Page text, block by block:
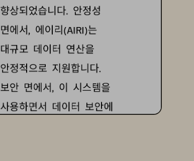
향상되었습니다. 안정성
면에서, 에이리(AIRI)는
대규모 데이터
연산을
안정적으로 지원합니다.
보안 면에서, 이 시스템을
사용하면서
데이터
보안에